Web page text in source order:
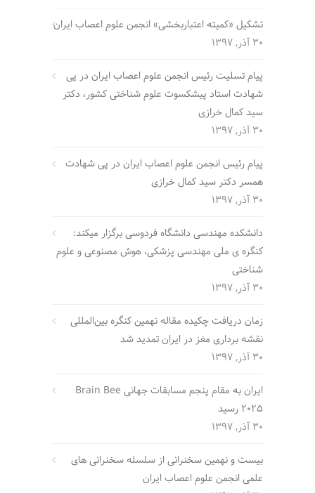
تشکیل «کمیته اعتباربخشی» انجمن علوم اعصاب ایران
30 آذر, 1397
پیام تسلیت رئیس انجمن علوم اعصاب ایران در پی
شهادت استاد پیشکسوت علوم شناختی کشور، دکتر
سید کمال خرازی
30 آذر, 1397
پیام رئیس انجمن علوم اعصاب ایران در پی شهادت
همسر دکتر سید کمال خرازی
30 آذر, 1397
دانشکده مهندسی دانشگاه فردوسی برگزار میکند:
کنگره ی ملی مهندسی پزشکی، هوش مصنوعی و علوم
شناختی
30 آذر, 1397
زمان دریافت چکیده مقاله نهمین کنگره بین‌المللی
نقشه برداری مغز در ایران تمدید شد
30 آذر, 1397
ایران به مقام پنجم مسابقات جهانی Brain Bee
2025 رسید
30 آذر, 1397
بیست و نهمین سخنرانی از سلسله سخنرانی های
علمی انجمن علوم اعصاب ایران